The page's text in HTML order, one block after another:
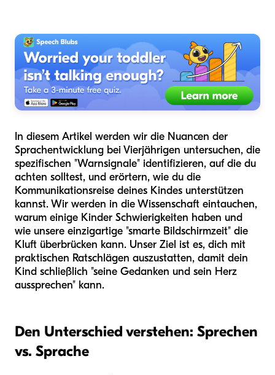
In diesem Artikel werden wir die Nuancen der
Sprachentwicklung bei Vierjährigen untersuchen, die
spezifischen "Warnsignale" identifizieren, auf die du
achten solltest, und erörtern, wie du die
Kommunikationsreise deines Kindes unterstützen
kannst. Wir werden in die Wissenschaft eintauchen,
warum einige Kinder Schwierigkeiten haben und
wie unsere einzigartige "smarte Bildschirmzeit" die
Kluft überbrücken kann. Unser Ziel ist es, dich mit
praktischen Ratschlägen auszustatten, damit dein
Kind schließlich "seine Gedanken und sein Herz
aussprechen" kann.
Den Unterschied verstehen: Sprechen
vs. Sprache